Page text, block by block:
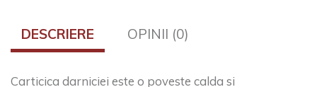
DESCRIERE OPINII (0)
Carticica darniciei este o poveste calda si